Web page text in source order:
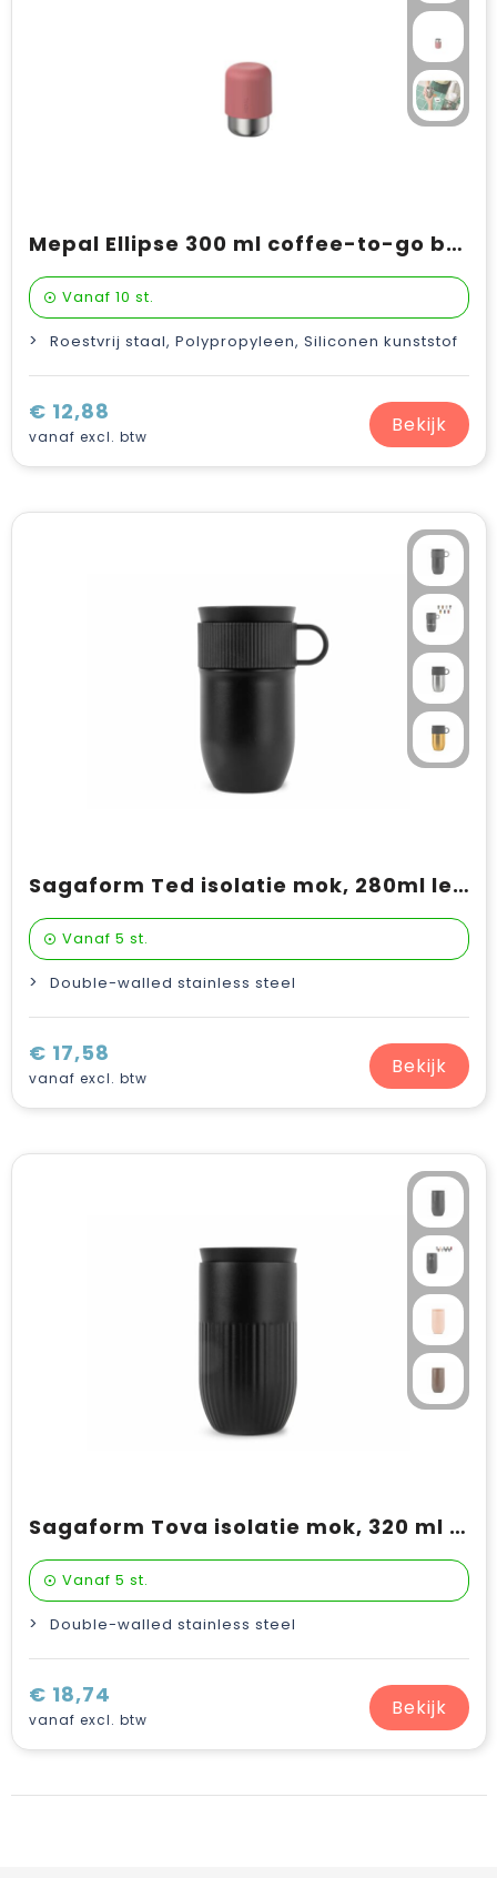
Mepal Ellipse 300 ml coffee-to-go beker
Vanaf 10 st.
Roestvrij staal, Polypropyleen, Siliconen kunststof
€ 12,88
vanaf excl. btw Bekijk
Sagaform Ted isolatie mok, 280ml lekvrij en vaatwasserbestendig
Vanaf 5 st.
Double-walled stainless steel
€ 17,58
vanaf excl. btw Bekijk
Sagaform Tova isolatie mok, 320 ml lekvrij en vaatwasserbestendig
Vanaf 5 st.
Double-walled stainless steel
€ 18,74
vanaf excl. btw Bekijk